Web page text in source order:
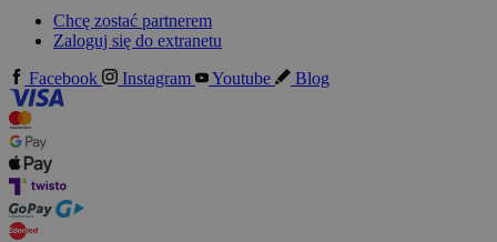
Chcę zostać partnerem
Zaloguj się do extranetu
Facebook
Instagram Youtube Blog